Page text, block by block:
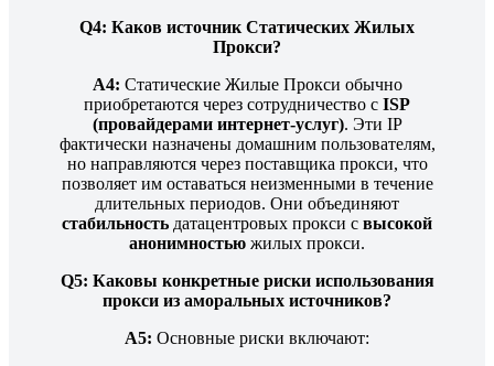
Q4: Каков источник Статических Жилых
Прокси?
A4: Статические Жилые Прокси обычно
приобретаются через сотрудничество с ISP
(провайдерами интернет-услуг). Эти IP
фактически назначены домашним пользователям,
но направляются через поставщика прокси, что
позволяет им оставаться неизменными в течение
длительных периодов. Они объединяют
стабильность датацентровых прокси с высокой
анонимностью жилых прокси.
Q5: Каковы конкретные риски использования
прокси из аморальных источников?
A5: Основные риски включают: